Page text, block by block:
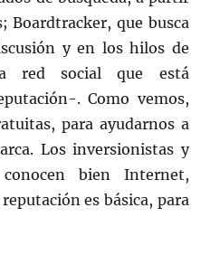
Boardtracker, que busca
y en los hilos de
red social que está
. Como vemos,
para ayudarnos a
Los inversionistas y
bien Internet,
es básica, para